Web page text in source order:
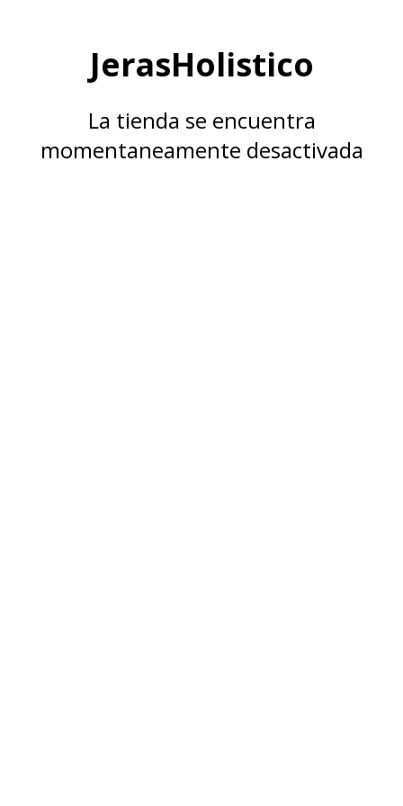
JerasHolistico
La tienda se encuentra
momentaneamente desactivada